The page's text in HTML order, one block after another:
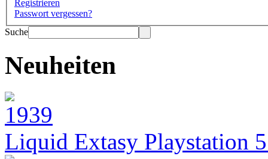
Registrieren
Passwort vergessen?
Suche
Neuheiten
Liquid Extasy Playstation